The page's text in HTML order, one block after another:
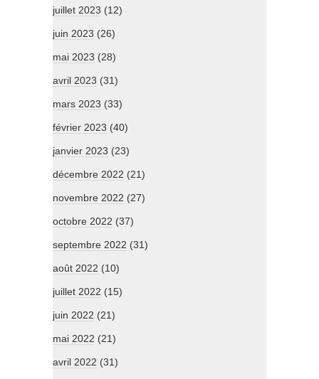
juillet 2023 (12)
juin 2023 (26)
mai 2023 (28)
avril 2023 (31)
mars 2023 (33)
février 2023 (40)
janvier 2023 (23)
décembre 2022 (21)
novembre 2022 (27)
octobre 2022 (37)
septembre 2022 (31)
août 2022 (10)
juillet 2022 (15)
juin 2022 (21)
mai 2022 (21)
avril 2022 (31)